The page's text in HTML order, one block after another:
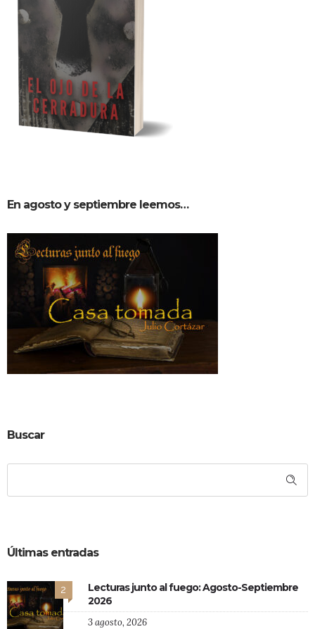
En agosto y septiembre leemos…
Buscar
Últimas entradas
2
Lecturas junto al fuego: Agosto-Septiembre
2026
3 agosto, 2026